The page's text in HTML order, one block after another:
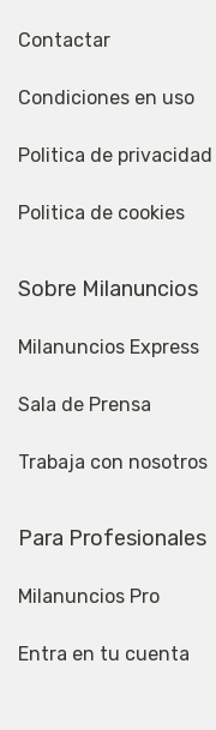
Contactar
Condiciones en uso
Politica de privacidad
Politica de cookies
Sobre Milanuncios
Milanuncios Express
Sala de Prensa
Trabaja con nosotros
Para Profesionales
Milanuncios Pro
Entra en tu cuenta